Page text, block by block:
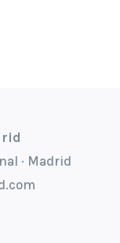
· Madrid